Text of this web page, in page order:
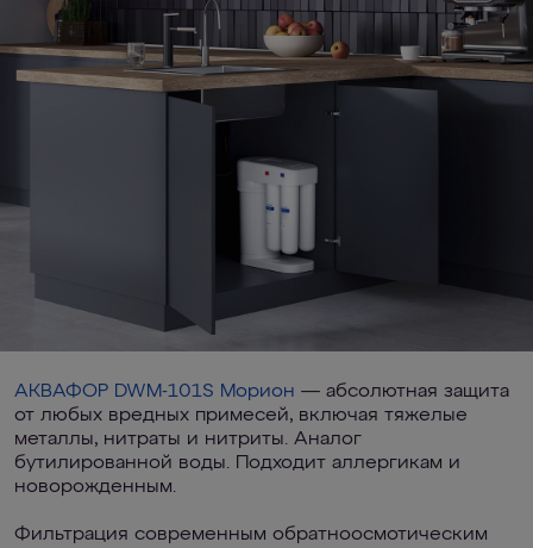
АКВАФОР DWM-101S Морион — абсолютная защита
от любых вредных примесей, включая тяжелые
металлы, нитраты и нитриты. Аналог
бутилированной воды. Подходит аллергикам и
новорожденным.
Фильтрация современным обратноосмотическим